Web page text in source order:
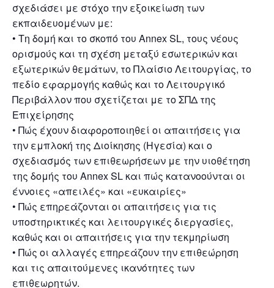
σχεδιάσει με στόχο την εξοικείωση των
εκπαιδευομένων με:
• Τη δομή και το σκοπό του Annex SL, τους νέους
ορισμούς και τη σχέση μεταξύ εσωτερικών και
εξωτερικών θεμάτων, το Πλαίσιο Λειτουργίας, το
πεδίο εφαρμογής καθώς και το Λειτουργικό
Περιβάλλον που σχετίζεται με το ΣΠΔ της
Επιχείρησης
• Πώς έχουν διαφοροποιηθεί οι απαιτήσεις για
την εμπλοκή της Διοίκησης (Ηγεσία) και ο
σχεδιασμός των επιθεωρήσεων με την υιοθέτηση
της δομής του Annex SL και πώς κατανοούνται οι
έννοιες «απειλές» και «ευκαιρίες»
• Πώς επηρεάζονται οι απαιτήσεις για τις
υποστηρικτικές και λειτουργικές διεργασίες,
καθώς και οι απαιτήσεις για την τεκμηρίωση
• Πώς οι αλλαγές επηρεάζουν την επιθεώρηση
και τις απαιτούμενες ικανότητες των
επιθεωρητών.